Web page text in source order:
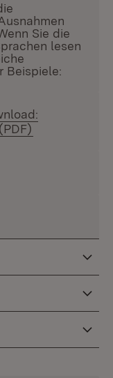
Sie die
lesen
Beispiele:
neuem Fenster)